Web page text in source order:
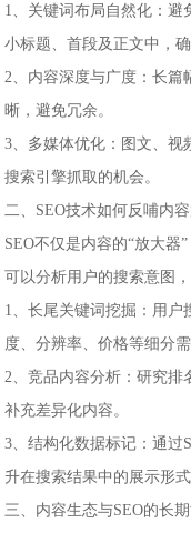
1、关键词布局自然化：避
小标题、首段及正文中，确
2、内容深度与广度：长篇
晰，避免冗余。
3、多媒体优化：图文、视
搜索引擎抓取的机会。
二、SEO技术如何反哺内
SEO不仅是内容的“放大器
可以分析用户的搜索意图
1、长尾关键词挖掘：用户
度、分辨率、价格等细分
2、竞品内容分析：研究排
补充差异化内容。
3、结构化数据标记：通过
升在搜索结果中的展示形式
三、内容生态与SEO的长期